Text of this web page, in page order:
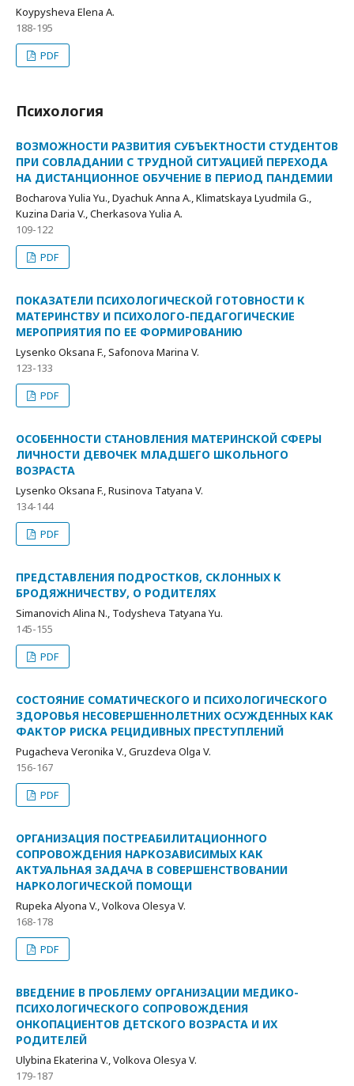
Koypysheva Elena A.
188-195
PDF
Психология
ВОЗМОЖНОСТИ РАЗВИТИЯ СУБЪЕКТНОСТИ СТУДЕНТОВ
ПРИ СОВЛАДАНИИ С ТРУДНОЙ СИТУАЦИЕЙ ПЕРЕХОДА
НА ДИСТАНЦИОННОЕ ОБУЧЕНИЕ В ПЕРИОД ПАНДЕМИИ
Bocharova Yulia Yu., Dyachuk Anna A., Klimatskaya Lyudmila G.,
Kuzina Daria V., Cherkasova Yulia A.
109-122
PDF
ПОКАЗАТЕЛИ ПСИХОЛОГИЧЕСКОЙ ГОТОВНОСТИ К
МАТЕРИНСТВУ И ПСИХОЛОГО-ПЕДАГОГИЧЕСКИЕ
МЕРОПРИЯТИЯ ПО ЕЕ ФОРМИРОВАНИЮ
Lysenko Oksana F., Safonova Marina V.
123-133
PDF
ОСОБЕННОСТИ СТАНОВЛЕНИЯ МАТЕРИНСКОЙ СФЕРЫ
ЛИЧНОСТИ ДЕВОЧЕК МЛАДШЕГО ШКОЛЬНОГО
ВОЗРАСТА
Lysenko Oksana F., Rusinova Tatyana V.
134-144
PDF
ПРЕДСТАВЛЕНИЯ ПОДРОСТКОВ, СКЛОННЫХ К
БРОДЯЖНИЧЕСТВУ, О РОДИТЕЛЯХ
Simanovich Alina N., Todysheva Tatyana Yu.
145-155
PDF
СОСТОЯНИЕ СОМАТИЧЕСКОГО И ПСИХОЛОГИЧЕСКОГО
ЗДОРОВЬЯ НЕСОВЕРШЕННОЛЕТНИХ ОСУЖДЕННЫХ КАК
ФАКТОР РИСКА РЕЦИДИВНЫХ ПРЕСТУПЛЕНИЙ
Pugacheva Veronika V., Gruzdeva Olga V.
156-167
PDF
ОРГАНИЗАЦИЯ ПОСТРЕАБИЛИТАЦИОННОГО
СОПРОВОЖДЕНИЯ НАРКОЗАВИСИМЫХ КАК
АКТУАЛЬНАЯ ЗАДАЧА В СОВЕРШЕНСТВОВАНИИ
НАРКОЛОГИЧЕСКОЙ ПОМОЩИ
Rupeka Alyona V., Volkova Olesya V.
168-178
PDF
ВВЕДЕНИЕ В ПРОБЛЕМУ ОРГАНИЗАЦИИ МЕДИКО-
ПСИХОЛОГИЧЕСКОГО СОПРОВОЖДЕНИЯ
ОНКОПАЦИЕНТОВ ДЕТСКОГО ВОЗРАСТА И ИХ
РОДИТЕЛЕЙ
Ulybina Ekaterina V., Volkova Olesya V.
179-187